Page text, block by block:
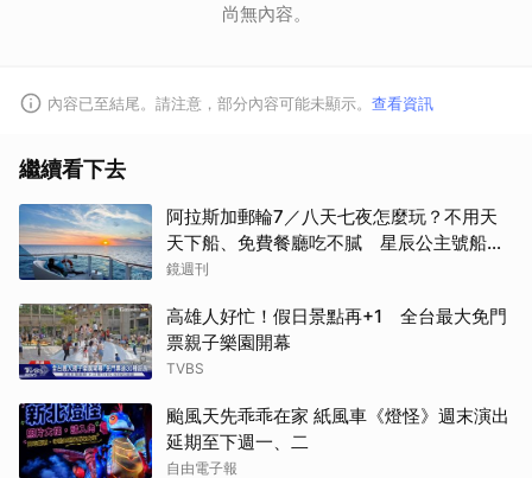
尚無內容。
內容已至結尾。請注意，部分內容可能未顯示。 查看資訊
繼續看下去
阿拉斯加郵輪7／八天七夜怎麼玩？不用天
天下船、免費餐廳吃不膩 星辰公主號船上
一日生活公開
鏡週刊
高雄人好忙！假日景點再+1 全台最大免門
票親子樂園開幕
TVBS
颱風天先乖乖在家 紙風車《燈怪》週末演出
延期至下週一、二
自由電子報